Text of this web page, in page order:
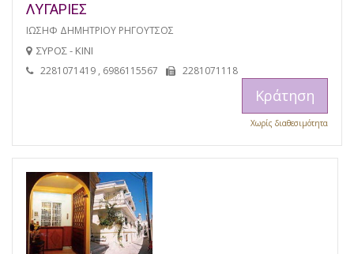
ΛΥΓΑΡΙΕΣ
ΙΩΣΗΦ ΔΗΜΗΤΡΙΟΥ ΡΗΓΟΥΤΣΟΣ
ΣΥΡΟΣ - ΚΙΝΙ
2281071419 , 6986115567 2281071118
Κράτηση
Χωρίς διαθεσιμότητα